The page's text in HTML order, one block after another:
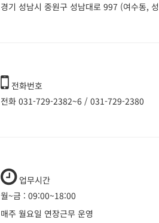
경기 성남시 중원구 성남대로 997 (여수동,
전화번호
전화 031-729-2382~6 / 031-729-2380
업무시간
월~금 : 09:00~18:00
매주 월요일 연장근무 운영